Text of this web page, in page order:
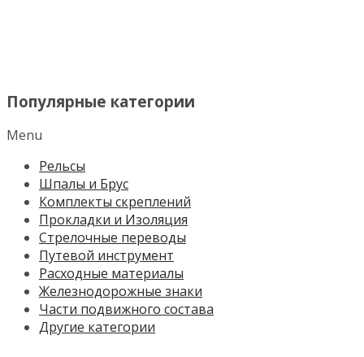
Популярные категории
Menu
Рельсы
Шпалы и Брус
Комплекты скреплений
Прокладки и Изоляция
Стрелочные переводы
Путевой инструмент
Расходные материалы
Железнодорожные знаки
Части подвижного состава
Другие категории